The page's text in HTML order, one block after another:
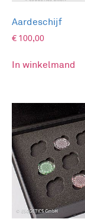
Aardeschijf
€ 100,00
In winkelmand